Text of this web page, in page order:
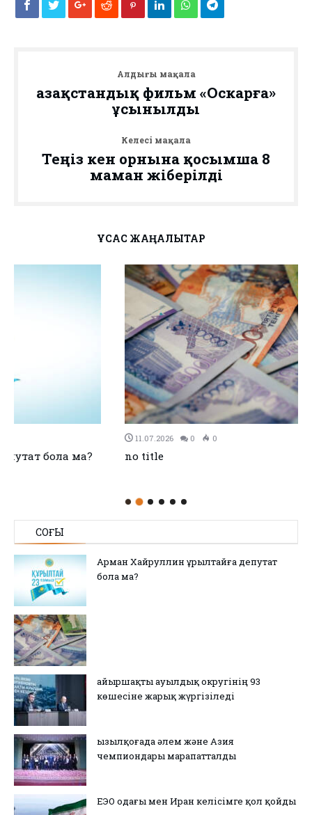
Алдыңғы мақала
Қазақстандық фильм «Оскарға»
ұсынылды
Келесі мақала
Теңіз кен орнына қосымша 8
маман жіберілді
ҰҚСАС ЖАҢАЛЫҚТАР
no title
СОҢҒЫ
Арман Хайруллин Құрылтайға депутат
бола ма?
Қайыршақты ауылдық округінің 93
көшесіне жарық жүргізіледі
Қызылқоғада әлем және Азия
чемпиондары марапатталды
ЕЭО одағы мен Иран келісімге қол қойды